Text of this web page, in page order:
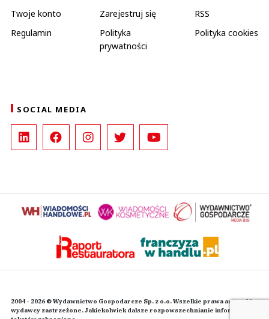
Twoje konto
Zarejestruj się
RSS
Regulamin
Polityka
prywatności
Polityka cookies
SOCIAL MEDIA
2004 - 2026 © Wydawnictwo Gospodarcze Sp. z o.o. Wszelkie prawa autorskie
wydawcy zastrzeżone. Jakiekolwiek dalsze rozpowszechnianie informacji i